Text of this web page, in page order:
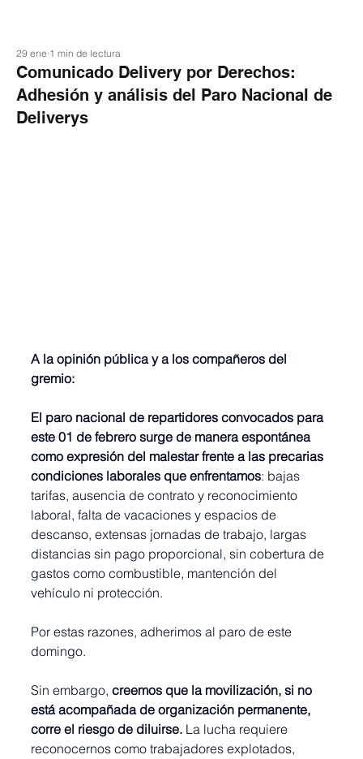
Comunicado Delivery por Derechos:
Adhesión y análisis del Paro Nacional de
Deliverys
29 ene 1 min de lectura
A la opinión pública y a los compañeros del
gremio:
El paro nacional de repartidores convocados para
este 01 de febrero surge de manera espontánea
como expresión del malestar frente a las precarias
condiciones laborales que enfrentamos: bajas
tarifas, ausencia de contrato y reconocimiento
laboral, falta de vacaciones y espacios de
descanso, extensas jornadas de trabajo, largas
distancias sin pago proporcional, sin cobertura de
gastos como combustible, mantención del
vehículo ni protección.
Por estas razones, adherimos al paro de este
domingo.
Sin embargo, creemos que la movilización, si no
está acompañada de organización permanente,
corre el riesgo de diluirse. La lucha requiere
reconocernos como trabajadores explotados,